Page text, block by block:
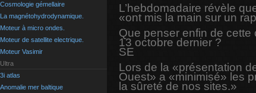
Cosmologie gémellaire
La magnétohydrodynamique.
Moteur à micro ondes.
Moteur de satellite electrique.
Moteur Vasimir
Ultra
3i atlas
Anomalie mer baltique
L’hebdomadaire révèle
«ont mis la main sur un
Que penser enfin de
13 octobre dernier ?
SE
Lors de la «présentation
Ouest» a «minimisé» les
la sûreté de nos sites.»